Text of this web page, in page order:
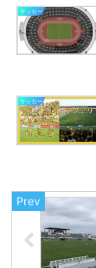
サッカー
サッカー